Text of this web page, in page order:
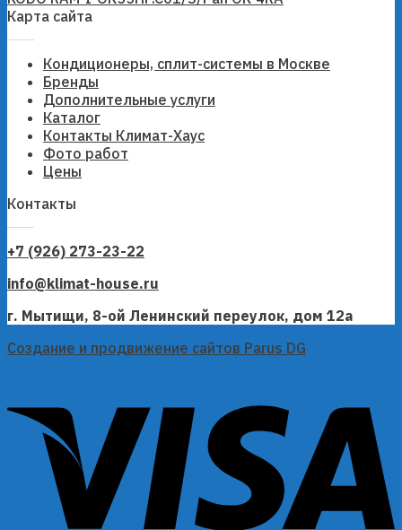
Карта сайта
Кондиционеры, сплит-системы в Москве
Бренды
Дополнительные услуги
Каталог
Контакты Климат-Хаус
Фото работ
Цены
Контакты
+7 (926) 273-23-22
info@klimat-house.ru
г. Мытищи, 8-ой Ленинский переулок, дом 12а
Создание и продвижение сайтов Parus DG